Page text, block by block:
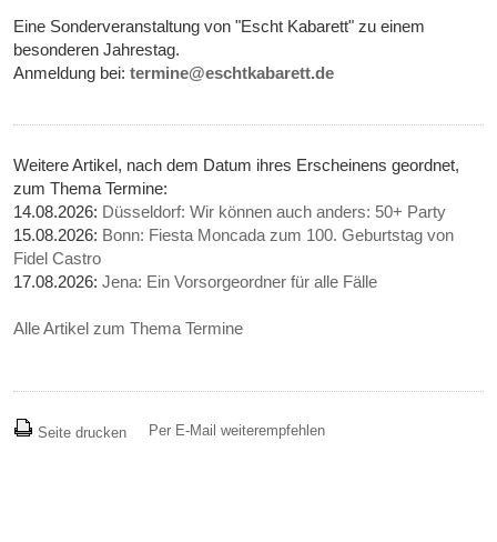
Eine Sonderveranstaltung von "Escht Kabarett" zu einem
besonderen Jahrestag.
Anmeldung bei:termine@eschtkabarett.de
Weitere Artikel, nach dem Datum ihres Erscheinens geordnet,
zum Thema Termine:
14.08.2026: Düsseldorf: Wir können auch anders: 50+ Party
15.08.2026: Bonn: Fiesta Moncada zum 100. Geburtstag von
Fidel Castro
17.08.2026:Jena: Ein Vorsorgeordner für alle Fälle
Alle Artikel zum Thema Termine
Seite drucken Per E-Mail weiterempfehlen